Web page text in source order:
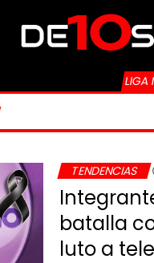
LIGA
TENDENCIAS
batalla
luto a